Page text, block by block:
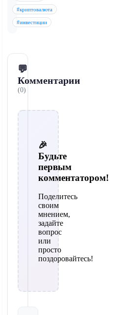
#криптовалюта
#инвестиции
💬
Комментарии
(0)
🎉
Будьте
первым
комментатором!
Поделитесь
своим
мнением,
задайте
вопрос
или
просто
поздоровайтесь!